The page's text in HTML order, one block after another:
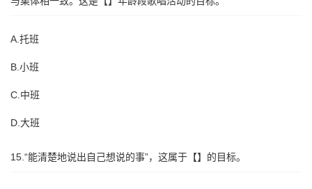
A.托班
B.小班
C.中班
D.大班
15.“能清楚地说出自己想说的事”，这属于【】的目标。